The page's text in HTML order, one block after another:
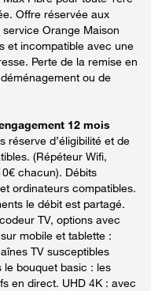
Offre réservée aux
Orange Maison
et incompatible avec une
Perte de la remise en
ou de
12 mois
réserve d’éligibilité et de
(Répéteur Wifi,
chacun). Débits
ordinateurs compatibles.
le débit est partagé.
TV, options avec
mobile et tablette :
TV susceptibles
le bouquet basic : les
en direct. UHD 4K : avec